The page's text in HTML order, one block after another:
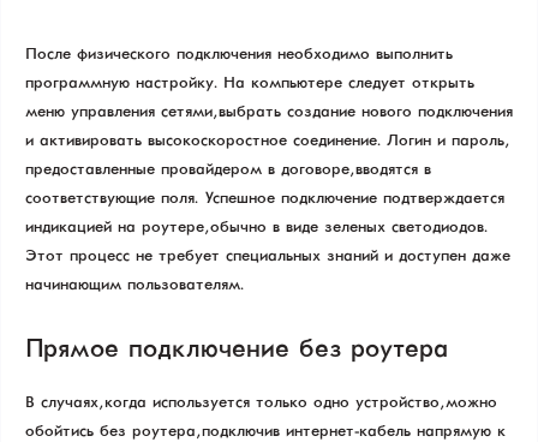
После физического подключения необходимо выполнить
программную настройку. На компьютере следует открыть
меню управления сетями, выбрать создание нового подключения
и активировать высокоскоростное соединение. Логин и пароль,
предоставленные провайдером в договоре, вводятся в
соответствующие поля. Успешное подключение подтверждается
индикацией на роутере, обычно в виде зеленых светодиодов.
Этот процесс не требует специальных знаний и доступен даже
начинающим пользователям.
Прямое подключение без роутера
В случаях, когда используется только одно устройство, можно
обойтись без роутера, подключив интернет-кабель напрямую к